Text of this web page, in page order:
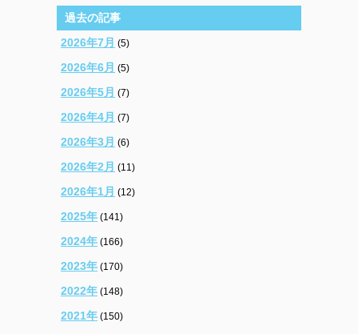
過去の記事
2026年7月 (5)
2026年6月 (5)
2026年5月 (7)
2026年4月 (7)
2026年3月 (6)
2026年2月 (11)
2026年1月 (12)
2025年 (141)
2024年 (166)
2023年 (170)
2022年 (148)
2021年 (150)